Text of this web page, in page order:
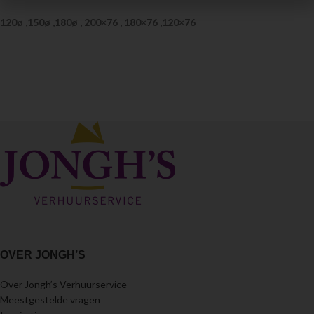
120ø ,150ø ,180ø , 200×76 , 180×76 ,120×76
OVER JONGH’S
Over Jongh’s Verhuurservice
Meestgestelde vragen